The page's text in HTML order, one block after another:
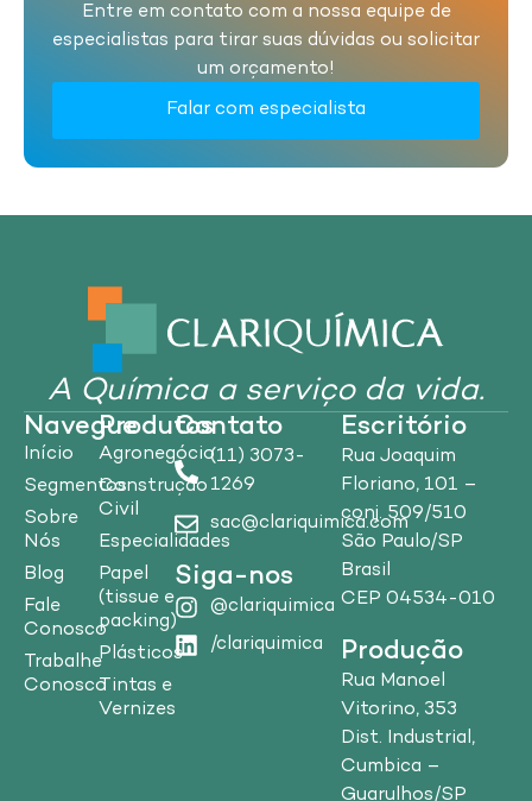
Entre em contato com a nossa equipe de
especialistas para tirar suas dúvidas ou solicitar
um orçamento!
Falar com especialista
A Química a serviço da vida.
Navegue
Início
Segmentos
Sobre
Nós
Blog
Fale
Conosco
Trabalhe
Conosco
Produtos
Agronegócio
Construção
Civil
Especialidades
Papel
(tissue e
packing)
Plásticos
Tintas e
Vernizes
Contato
(11) 3073-
1269
sac@clariquimica.com
Siga-nos
@clariquimica
/clariquimica
Escritório
Rua Joaquim
Floriano, 101 –
conj. 509/510
São Paulo/SP
Brasil
CEP 04534-010
Produção
Rua Manoel
Vitorino, 353
Dist. Industrial,
Cumbica –
Guarulhos/SP